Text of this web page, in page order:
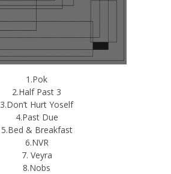
1.Pok
2.Half Past 3
3.Don’t Hurt Yoself
4.Past Due
5.Bed & Breakfast
6.NVR
7. Veyra
8.Nobs